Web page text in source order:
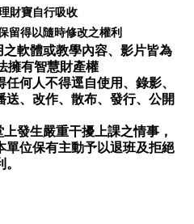
財寶自行吸收
留得以隨時修改之權利
軟體或教學內容、影片皆為
擁有智慧財產權
何人不得逕自使用、錄影、
、改作、散布、發行、公開
發生嚴重干擾上課之情事，
單位保有主動予以退班及拒絕